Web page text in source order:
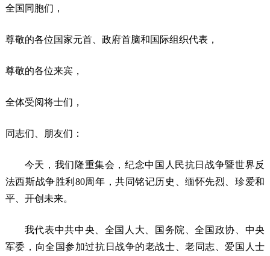
全国同胞们，
尊敬的各位国家元首、政府首脑和国际组织代表，
尊敬的各位来宾，
全体受阅将士们，
同志们、朋友们：
今天，我们隆重集会，纪念中国人民抗日战争暨世界反
法西斯战争胜利80周年，共同铭记历史、缅怀先烈、珍爱和
平、开创未来。
我代表中共中央、全国人大、国务院、全国政协、中央
军委，向全国参加过抗日战争的老战士、老同志、爱国人士